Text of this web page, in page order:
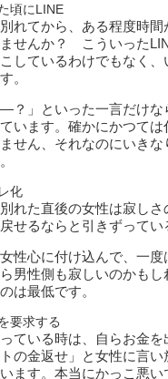
頃にLINE
れてから、ある程度時
せんか？ こういった
しているわけでもなく
。
―？」といった一言だけ
います。確かにかつて
せん、それなのにいき
化
れた直後の女性は寂し
せるならと引きずってい
性心に付け込んで、一
男性側も寂しいのかも
は最低です。
要求する
ている時は、自らお金
の金返せ」と女性に言
ます。本当にかっこ悪い